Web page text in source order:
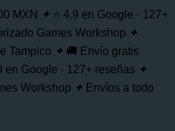
MXN ✦ ⭐ 4.9 en Google · 127+
Games Workshop ✦
Tampico ✦ 🚚 Envío gratis
en Google · 127+ reseñas ✦
Workshop ✦ Envíos a todo